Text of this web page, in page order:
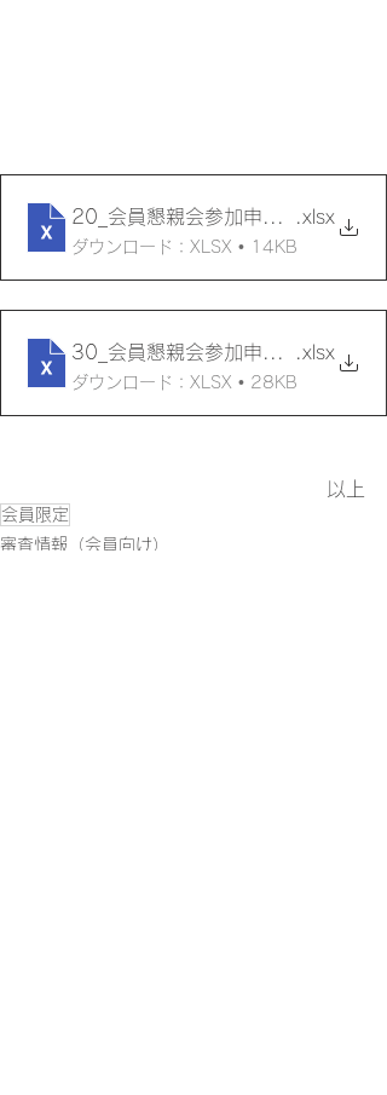
20_会員懇親会参加申込_団体⇒支部
.xlsx
ダウンロード：XLSX • 14KB
30_会員懇親会参加申込集約・取
.xlsx
ダウンロード：XLSX • 28KB
以上
会員限定
審査情報（会員向け）